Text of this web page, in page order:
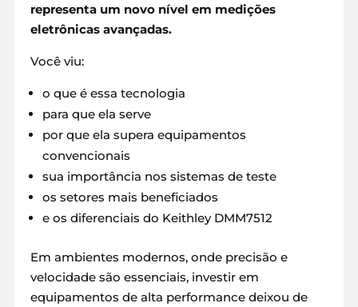
representa um novo nível em medições
eletrônicas avançadas.
Você viu:
o que é essa tecnologia
para que ela serve
por que ela supera equipamentos
convencionais
sua importância nos sistemas de teste
os setores mais beneficiados
e os diferenciais do Keithley DMM7512
Em ambientes modernos, onde precisão e
velocidade são essenciais, investir em
equipamentos de alta performance deixou de